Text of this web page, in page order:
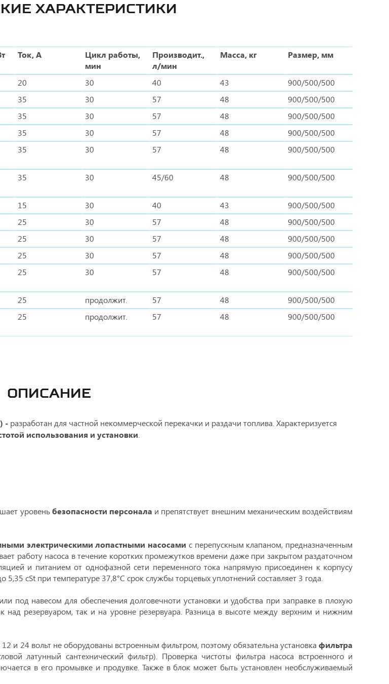
ХАРАКТЕРИСТИКИ
Ток, А
Цикл работы,
мин
Производит.,
л/мин
Масса, кг Размер, мм
20 30 40 43
900/500/500
35 30 57 48
900/500/500
35 30 57 48
900/500/500
35 30 57 48
900/500/500
35 30 57 48 900/500/500
35 30 45/60 48 900/500/500
15 30 40 43
900/500/500
25 30 57 48
900/500/500
25 30 57 48
900/500/500
25 30 57 48
900/500/500
25 30 57 48 900/500/500
25 продолжит. 57 48
900/500/500
25 продолжит. 57 48 900/500/500
ОПИСАНИЕ
- разработан для частной некоммерческой перекачки и раздачи топлива. Характеризуется
использования и установки
уровеньбезопасности персонала и препятствует внешним механическим воздействиям
электрическими лопастными насосами с перепускным клапаном, предназначенным
работу насоса в течение коротких промежутков времени даже при закрытом раздаточном
и питанием от однофазной сети переменного тока напрямую присоединен к корпусу
cSt при температуре 37,8°С срок службы торцевых уплотнений составляет 3 года.
под навесом для обеспечения долговечноти установки и удобства при заправке в плохую
над резервуаром, так и на уровне резервуара. Разница в высоте между верхним и нижним
12 и 24 вольт не оборудованы встроенным фильтром, поэтому обязательна установкафильтра
латунный сантехнический фильтр). Проверка чистоты фильтра насоса встроенного и
в его промывке и продувке. Также в блок может быть установлен необслуживаемый